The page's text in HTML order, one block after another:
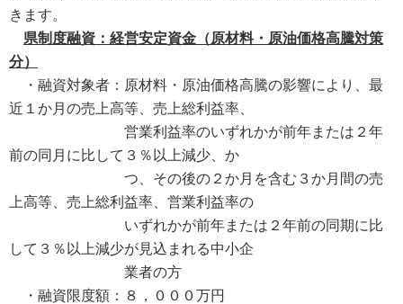
きます。
県制度融資：経営安定資金（原材料・原油価格高騰対策
分）
・融資対象者：原材料・原油価格高騰の影響により、最
近１か月の売上高等、売上総利益率、
営業利益率のいずれかが前年または２年
前の同月に比して３％以上減少、か
つ、その後の２か月を含む３か月間の売
上高等、売上総利益率、営業利益率の
いずれかが前年または２年前の同期に比
して３％以上減少が見込まれる中小企
業者の方
・融資限度額：８，０００万円